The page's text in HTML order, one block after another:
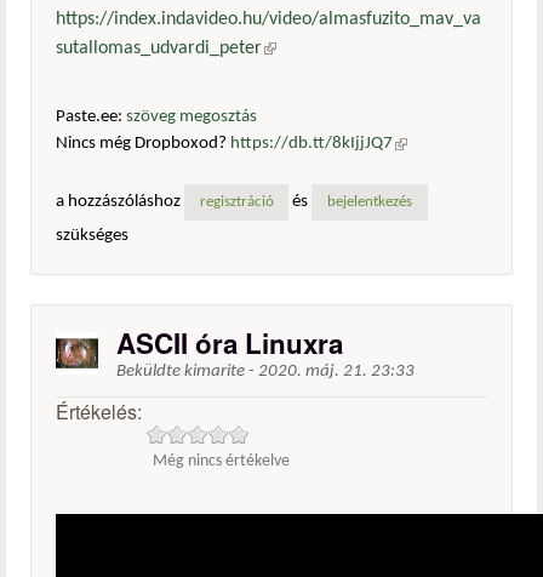
https://index.indavideo.hu/video/almasfuzito_mav_va
sutallomas_udvardi_peter(külső hivatkozás)
Paste.ee: szöveg megosztás
Nincs még Dropboxod? https://db.tt/8kIjjJQ7 (külső
a hozzászóláshoz
regisztráció és bejelentkezés
szükséges
ASCII óra Linuxra
Beküldte kimarite - 2020. máj. 21. 23:33
Értékelés:
Még nincs értékelve